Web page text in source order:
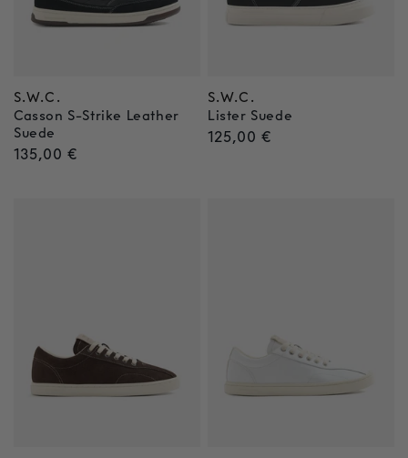
Anbieter:
S.W.C.
Casson S-Strike Leather
Suede
Normaler
135,00 €
Anbieter:
S.W.C.
Lister Suede
Normaler
125,00 €